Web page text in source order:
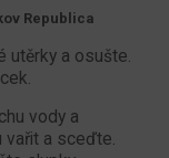
Republica
utěrky a osušte.
vody a
vařit a sceďte.